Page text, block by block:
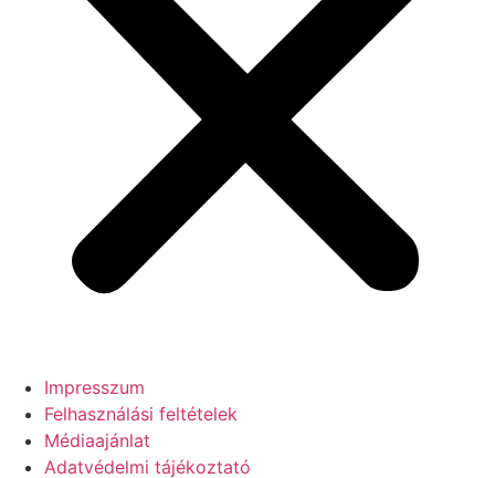
Impresszum
Felhasználási feltételek
Médiaajánlat
Adatvédelmi tájékoztató